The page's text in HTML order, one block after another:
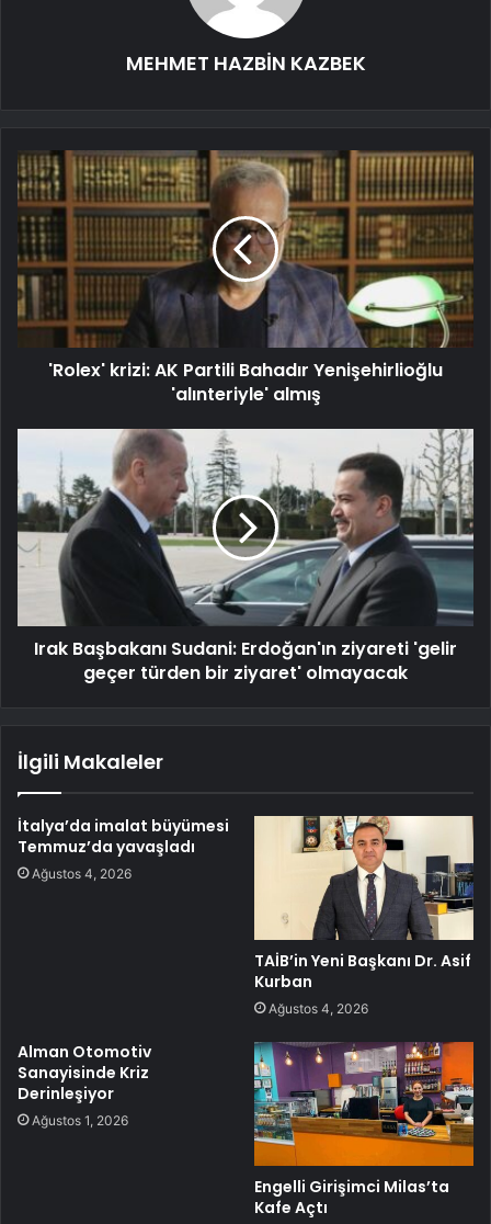
MEHMET HAZBİN KAZBEK
'Rolex' krizi: AK Partili Bahadır Yenişehirlioğlu
'alınteriyle' almış
Irak Başbakanı Sudani: Erdoğan'ın ziyareti 'gelir
geçer türden bir ziyaret' olmayacak
İlgili Makaleler
İtalya’da imalat büyümesi
Temmuz’da yavaşladı
Ağustos 4, 2026
TAİB’in Yeni Başkanı Dr. Asif
Kurban
Ağustos 4, 2026
Alman Otomotiv
Sanayisinde Kriz
Derinleşiyor
Ağustos 1, 2026
Engelli Girişimci Milas’ta
Kafe Açtı